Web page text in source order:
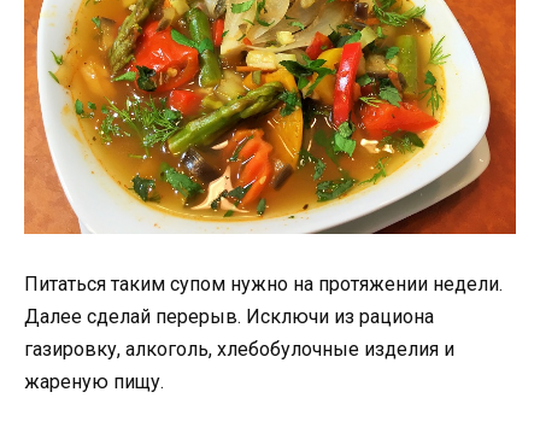
Питаться таким супом нужно на протяжении недели.
Далее сделай перерыв. Исключи из рациона
газировку, алкоголь, хлебобулочные изделия и
жареную пищу.